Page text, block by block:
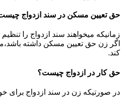
حق تعیین مسکن در سند ازدواج
زمانیکه میخواهند سند ازدواج را
اگر زن حق تعیین مسکن داشته
کند.
حق کار در ازدواج چیست؟
در صورتیکه زن در سند ازدواج برای